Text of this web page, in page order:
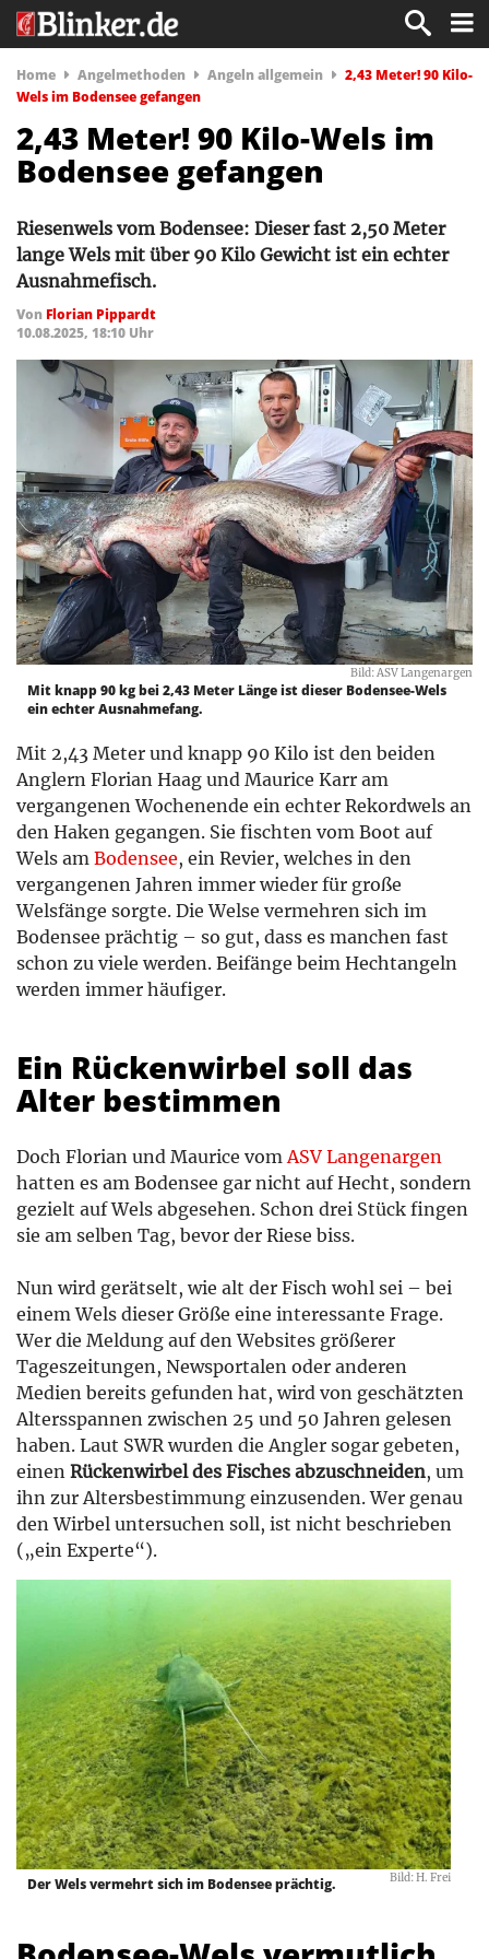
Home Angelmethoden Angeln allgemein
2,43 Meter! 90 Kilo-
Wels im Bodensee gefangen
2,43 Meter! 90 Kilo-Wels im
Bodensee gefangen
Riesenwels vom Bodensee: Dieser fast 2,50 Meter
lange Wels mit über 90 Kilo Gewicht ist ein echter
Ausnahmefisch.
Von Florian Pippardt
10.08.2025, 18:10 Uhr
Bild: ASV Langenargen
Mit knapp 90 kg bei 2,43 Meter Länge ist dieser Bodensee-Wels
ein echter Ausnahmefang.
Mit 2,43 Meter und knapp 90 Kilo ist den beiden
Anglern Florian Haag und Maurice Karr am
vergangenen Wochenende ein echter Rekordwels an
den Haken gegangen. Sie fischten vom Boot auf
Wels am Bodensee, ein Revier, welches in den
vergangenen Jahren immer wieder für große
Welsfänge sorgte. Die Welse vermehren sich im
Bodensee prächtig – so gut, dass es manchen fast
schon zu viele werden. Beifänge beim Hechtangeln
werden immer häufiger.
Ein Rückenwirbel soll das
Alter bestimmen
Doch Florian und Maurice vom ASV Langenargen
hatten es am Bodensee gar nicht auf Hecht, sondern
gezielt auf Wels abgesehen. Schon drei Stück fingen
sie am selben Tag, bevor der Riese biss.
Nun wird gerätselt, wie alt der Fisch wohl sei – bei
einem Wels dieser Größe eine interessante Frage.
Wer die Meldung auf den Websites größerer
Tageszeitungen, Newsportalen oder anderen
Medien bereits gefunden hat, wird von geschätzten
Altersspannen zwischen 25 und 50 Jahren gelesen
haben. Laut SWR wurden die Angler sogar gebeten,
einen Rückenwirbel des Fisches abzuschneiden, um
ihn zur Altersbestimmung einzusenden. Wer genau
den Wirbel untersuchen soll, ist nicht beschrieben
(„ein Experte“).
Bild: H. Frei
Der Wels vermehrt sich im Bodensee prächtig.